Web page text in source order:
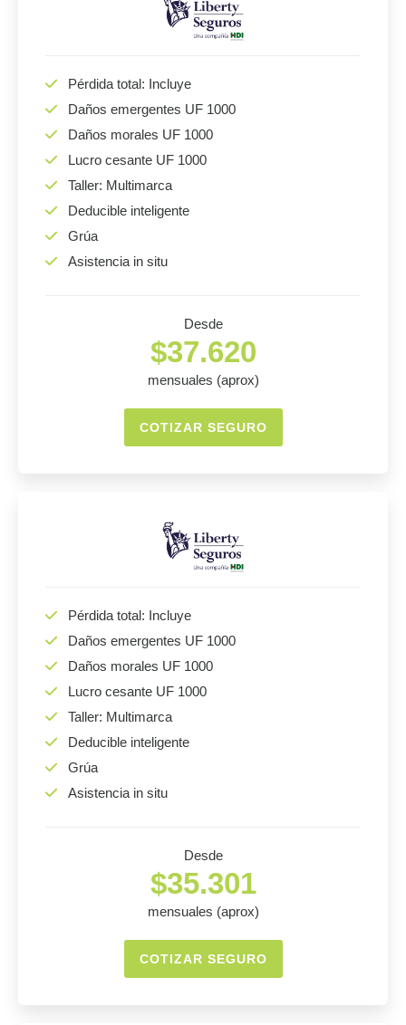
Pérdida total: Incluye
Daños emergentes UF 1000
Daños morales UF 1000
Lucro cesante UF 1000
Taller: Multimarca
Deducible inteligente
Grúa
Asistencia in situ
Desde
$37.620
mensuales (aprox)
COTIZAR SEGURO
Pérdida total: Incluye
Daños emergentes UF 1000
Daños morales UF 1000
Lucro cesante UF 1000
Taller: Multimarca
Deducible inteligente
Grúa
Asistencia in situ
Desde
$35.301
mensuales (aprox)
COTIZAR SEGURO